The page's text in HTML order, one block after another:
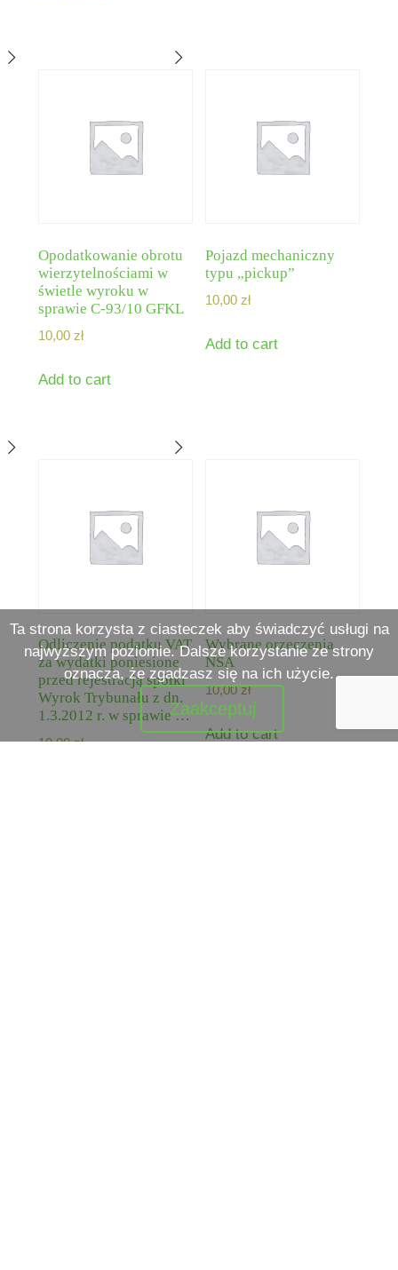
Opodatkowanie obrotu
wierzytelnościami w
świetle wyroku w
sprawie C-93/10 GFKL
10,00 zł
Add to cart
Pojazd mechaniczny
typu „pickup”
10,00zł
Add to cart
Odliczenie podatku VAT
za wydatki poniesione
przed rejestracją spółki
Wyrok Trybunału z dn.
1.3.2012 r. w sprawie …
10,00zł
Wybrane orzeczenia
NSA
10,00zł
Add to cart
Ta strona korzysta z ciasteczek aby świadczyć usługi na
najwyższym poziomie. Dalsze korzystanie ze strony
oznacza, że zgadzasz się na ich użycie.
Zaakceptuj